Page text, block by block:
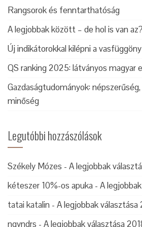
Rangsorok és fenntarthatóság
A legjobbak között – de hol is van az?
Új indikátorokkal kilépni a
QS ranking 2025: látványos magyar
Gazdaságtudományok:
minőség
Legutóbbi hozzászólások
Székely Mózes - A legjobbak
kéteszer 10%-os apuka - A
tatai katalin - A legjobbak választása
ngyndrs - A legjobbak választása